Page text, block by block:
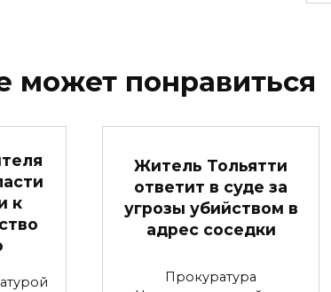
может понравиться
к
Житель Тольятти
ответит в суде за
угрозы убийством в
адрес соседки
Прокуратура